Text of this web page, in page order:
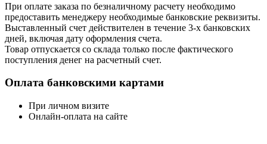
При оплате заказа по безналичному расчету необходимо
предоставить менеджеру необходимые банковские реквизиты.
Выставленный счет действителен в течение 3-х банковских
дней, включая дату оформления cчета.
Товар отпускается со склада только после фактического
поступления денег на расчетный счет.
Оплата банковскими картами
При личном визите
Онлайн-оплата на сайте